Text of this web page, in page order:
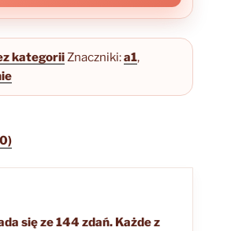
kategoriiZnaczniki:a1,
się ze 144 zdań. Każde z